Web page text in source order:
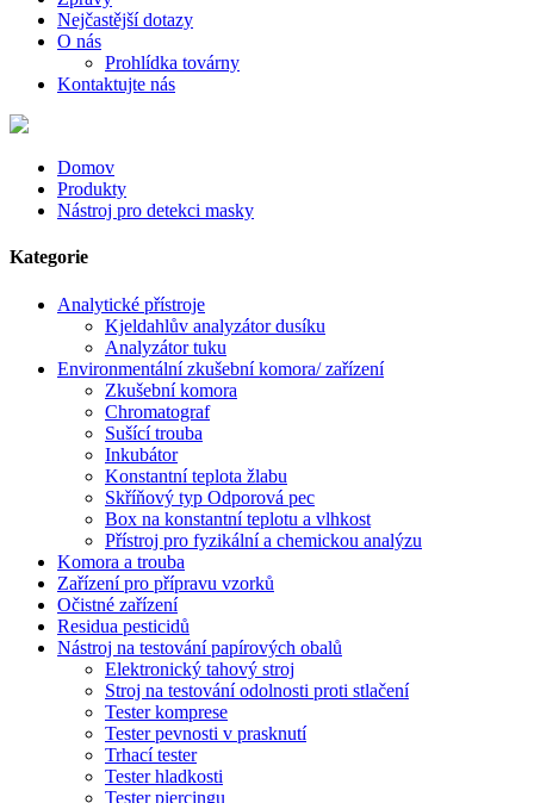
Nejčastější dotazy
O nás
Prohlídka továrny
Kontaktujte nás
Domov
Produkty
Nástroj pro detekci masky
Kategorie
Analytické přístroje
Kjeldahlův analyzátor dusíku
Analyzátor tuku
Environmentální zkušební komora/ zařízení
Zkušební komora
Chromatograf
Sušící trouba
Inkubátor
Konstantní teplota žlabu
Skříňový typ Odporová pec
Box na konstantní teplotu a vlhkost
Přístroj pro fyzikální a chemickou analýzu
Komora a trouba
Zařízení pro přípravu vzorků
Očistné zařízení
Residua pesticidů
Nástroj na testování papírových obalů
Elektronický tahový stroj
Stroj na testování odolnosti proti stlačení
Tester komprese
Tester pevnosti v prasknutí
Trhací tester
Tester hladkosti
Tester piercingu